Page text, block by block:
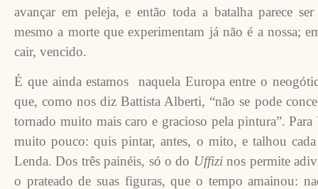
avançar em peleja, e então toda a batalha parece
mesmo a morte que experimentam já não é a nossa;
cair, vencido.
É que ainda estamos naquela Europa entre o
que, como nos diz Battista Alberti, “não se pode
tornado muito mais caro e gracioso pela pintura”.
muito pouco: quis pintar, antes, o mito, e talhou
Lenda. Dos três painéis, só o do Uffizinos permite
o prateado de suas figuras, que o tempo amainou: